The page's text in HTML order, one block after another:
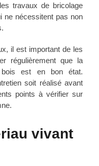
travaux de bricolage
ne nécessitent pas non
il est important de les
régulièrement que la
est en bon état.
soit réalisé avant
points à vérifier sur
vivant